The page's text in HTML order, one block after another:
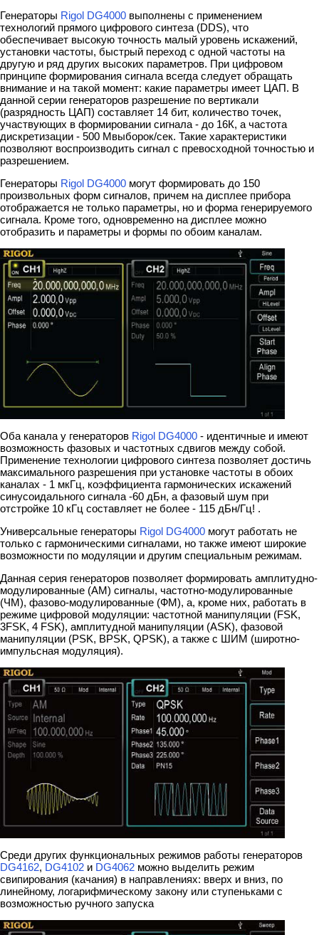
Генераторы Rigol DG4000 выполнены с применением
технологий прямого цифрового синтеза (DDS), что
обеспечивает высокую точность малый уровень искажений,
установки частоты, быстрый переход с одной частоты на
другую и ряд других высоких параметров. При цифровом
принципе формирования сигнала всегда следует обращать
внимание и на такой момент: какие параметры имеет ЦАП. В
данной серии генераторов разрешение по вертикали
(разрядность ЦАП) составляет 14 бит, количество точек,
участвующих в формировании сигнала - до 16К, а частота
дискретизации - 500 Мвыборок/сек. Такие характеристики
позволяют воспроизводить сигнал с превосходной точностью и
разрешением.
Генераторы Rigol DG4000 могут формировать до 150
произвольных форм сигналов, причем на дисплее прибора
отображается не только параметры, но и форма генерируемого
сигнала. Кроме того, одновременно на дисплее можно
отобразить и параметры и формы по обоим каналам.
Оба канала у генераторов Rigol DG4000 - идентичные и имеют
возможность фазовых и частотных сдвигов между собой.
Применение технологии цифрового синтеза позволяет достичь
максимального разрешения при установке частоты в обоих
каналах - 1 мкГц, коэффициента гармонических искажений
синусоидального сигнала -60 дБн, а фазовый шум при
отстройке 10 кГц составляет не более - 115 дБн/Гц! .
Универсальные генераторы Rigol DG4000 могут работать не
только с гармоническими сигналами, но также имеют широкие
возможности по модуляции и другим специальным режимам.
Данная серия генераторов позволяет формировать амплитудно-
модулированные (АМ) сигналы, частотно-модулированные
(ЧМ), фазово-модулированные (ФМ), а, кроме них, работать в
режиме цифровой модуляции: частотной манипуляции (FSK,
3FSK, 4 FSK), амплитудной манипуляции (ASK), фазовой
манипуляции (PSK, BPSK, QPSK), а также с ШИМ (широтно-
импульсная модуляция).
Среди других функциональных режимов работы генераторов
DG4162, DG4102 и DG4062 можно выделить режим
свипирования (качания) в направлениях: вверх и вниз, по
линейному, логарифмическому закону или ступеньками с
возможностью ручного запуска